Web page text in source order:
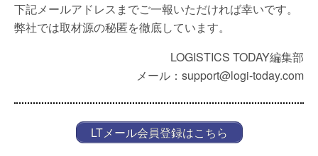
下記メールアドレスまでご一報いただければ幸いです。
弊社では取材源の秘匿を徹底しています。
LOGISTICS TODAY編集部
メール：support@logi-today.com
LTメール会員登録はこちら